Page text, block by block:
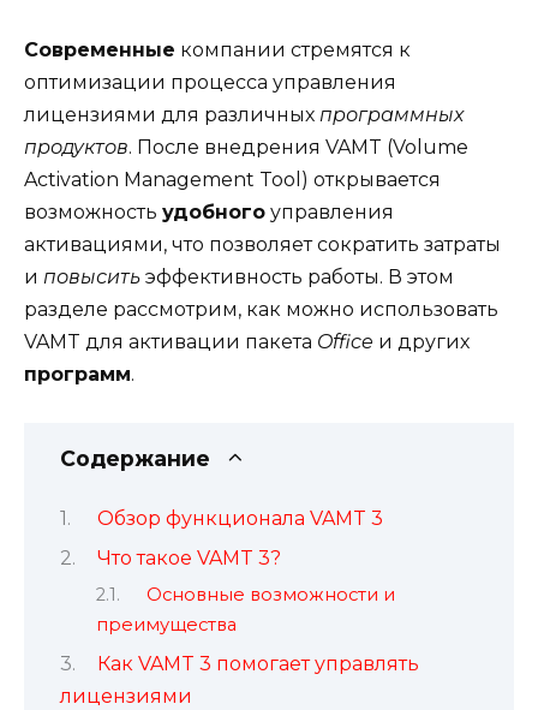
Современные компании стремятся к
оптимизации процесса управления
лицензиями для различных программных
продуктов. После внедрения VAMT (Volume
Activation Management Tool) открывается
возможность удобного управления
активациями, что позволяет сократить затраты
и повысить эффективность работы. В этом
разделе рассмотрим, как можно использовать
VAMT для активации пакета Office и других
программ.
Содержание
Обзор функционала VAMT 3
Что такое VAMT 3?
Основные возможности и
преимущества
Как VAMT 3 помогает управлять
лицензиями